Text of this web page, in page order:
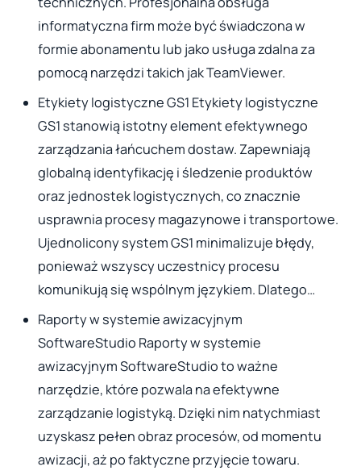
informatyczna firm może być świadczona w
formie abonamentu lub jako usługa zdalna za
pomocą narzędzi takich jak TeamViewer.
Etykiety logistyczne GS1 Etykiety logistyczne
GS1 stanowią istotny element efektywnego
zarządzania łańcuchem dostaw. Zapewniają
globalną identyfikację i śledzenie produktów
oraz jednostek logistycznych, co znacznie
usprawnia procesy magazynowe i transportowe.
Ujednolicony system GS1 minimalizuje błędy,
ponieważ wszyscy uczestnicy procesu
komunikują się wspólnym językiem. Dlatego…
Raporty w systemie awizacyjnym
SoftwareStudio Raporty w systemie
awizacyjnym SoftwareStudio to ważne
narzędzie, które pozwala na efektywne
zarządzanie logistyką. Dzięki nim natychmiast
uzyskasz pełen obraz procesów, od momentu
awizacji, aż po faktyczne przyjęcie towaru.